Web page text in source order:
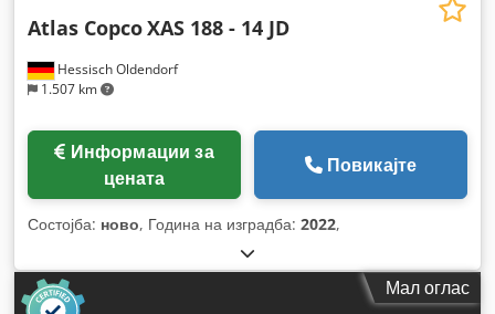
Hessisch Oldendorf
1.507 km
Atlas CopcoXAS 188 - 14 JD
цената
Повикајте
Состојба: ново, Година на изградба: 2022,
Мал оглас